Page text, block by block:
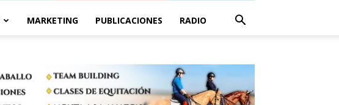
MARKETING PUBLICACIONES RADIO